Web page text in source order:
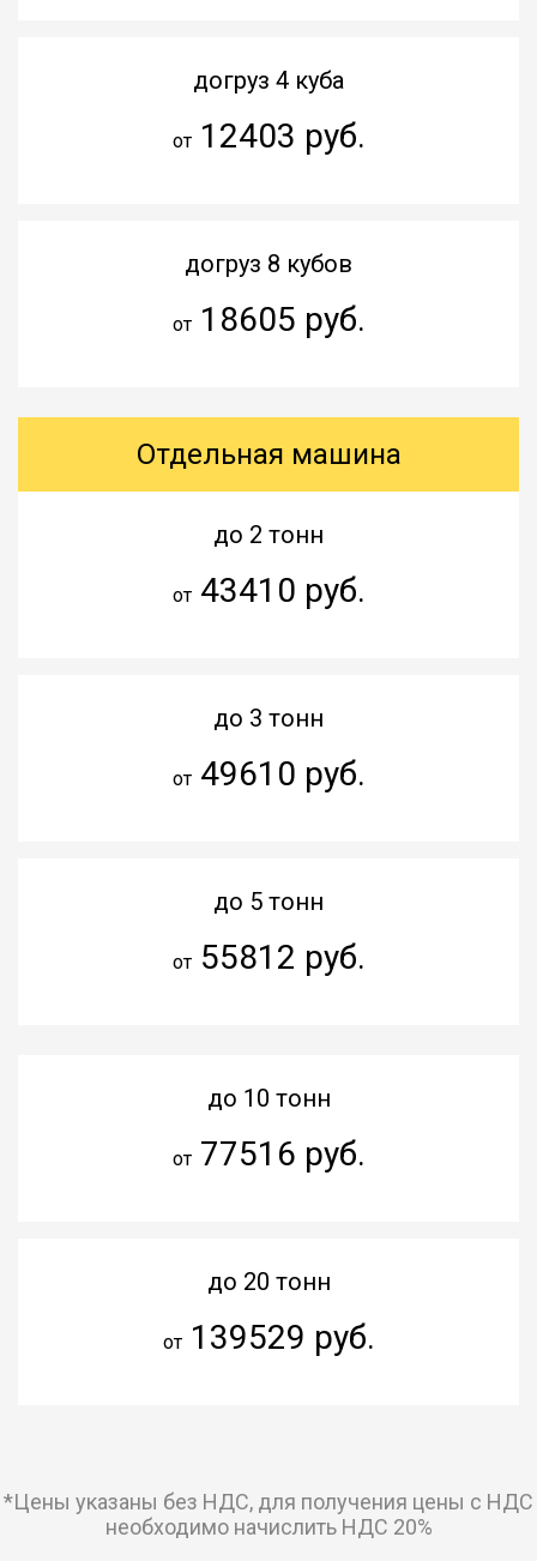
догруз 4 куба
от12403 руб.
догруз 8 кубов
от18605 руб.
Отдельная машина
до 2 тонн
от43410 руб.
до 3 тонн
от49610 руб.
до 5 тонн
от55812 руб.
до 10 тонн
от77516 руб.
до 20 тонн
от139529 руб.
*Цены указаны без НДС, для получения цены с НДС
необходимо начислить НДС 20%